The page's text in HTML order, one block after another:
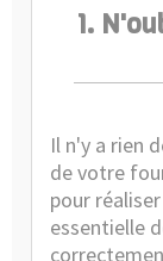
1.
Il n'y a rien
de votre
pour
essentielle